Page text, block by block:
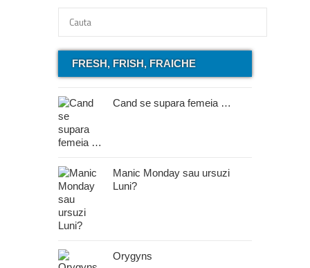
FRESH, FRISH, FRAICHE
Cand se supara femeia …
Manic Monday sau ursuzi
Luni?
Orygyns